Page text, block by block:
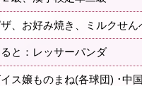
、お好み焼き、ミルクせん
と：レッサーパンダ
ス嬢ものまね(各球団) ･中